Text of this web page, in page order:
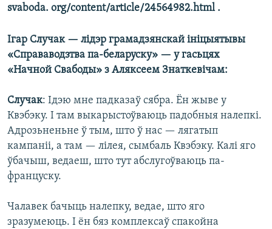
svaboda. org/content/article/24564982.html .
Ігар Случак — лідэр грамадзянскай ініцыятывы
«Справаводзтва па-беларуску» — у гасьцях
«Начной Свабоды» з Аляксеем Знаткевічам:
Случак: Ідэю мне падказаў сябра. Ён жыве у
Квэбэку. І там выкарыстоўваюць падобныя налепкі.
Адрозьненьне ў тым, што ў нас — лягатып
кампаніі, а там — лілея, сымбаль Квэбэку. Калі яго
ўбачыш, ведаеш, што тут абслугоўваюць па-
француску.
Чалавек бачыць налепку, ведае, што яго
зразумеюць. І ён бяз комплексаў спакойна